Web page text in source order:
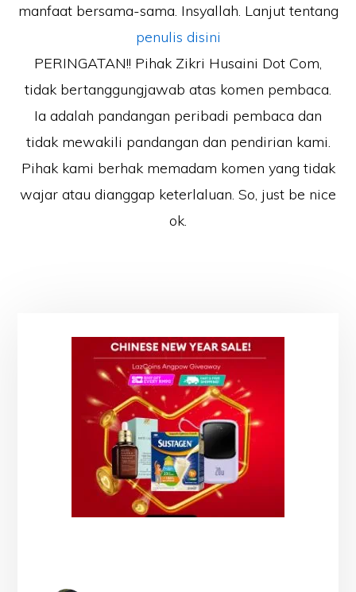
manfaat bersama-sama. Insyallah. Lanjut tentang
penulis disini
PERINGATAN!! Pihak Zikri Husaini Dot Com,
tidak bertanggungjawab atas komen pembaca.
Ia adalah pandangan peribadi pembaca dan
tidak mewakili pandangan dan pendirian kami.
Pihak kami berhak memadam komen yang tidak
wajar atau dianggap keterlaluan. So, just be nice
ok.